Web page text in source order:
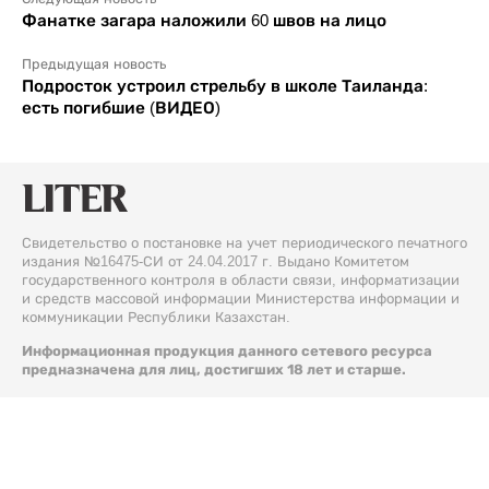
Фанатке загара наложили 60 швов на лицо
Предыдущая новость
Подросток устроил стрельбу в школе Таиланда:
есть погибшие (ВИДЕО)
Свидетельство о постановке на учет периодического печатного
издания №16475-СИ от 24.04.2017 г. Выдано Комитетом
государственного контроля в области связи, информатизации
и средств массовой информации Министерства информации и
коммуникации Республики Казахстан.
Информационная продукция данного сетевого ресурса
предназначена для лиц, достигших 18 лет и старше.